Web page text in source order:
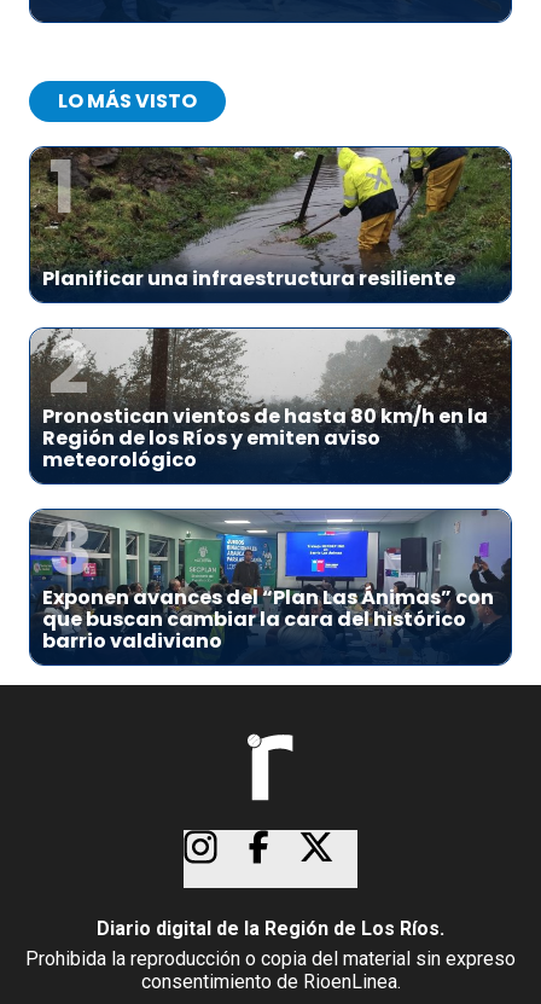
LO MÁS VISTO
1
Planificar una infraestructura resiliente
2
Pronostican vientos de hasta 80 km/h en la
Región de los Ríos y emiten aviso
meteorológico
3
Exponen avances del “Plan Las Ánimas” con
que buscan cambiar la cara del histórico
barrio valdiviano
Diario digital de la Región de Los Ríos.
Prohibida la reproducción o copia del material sin expreso
consentimiento de RioenLinea.